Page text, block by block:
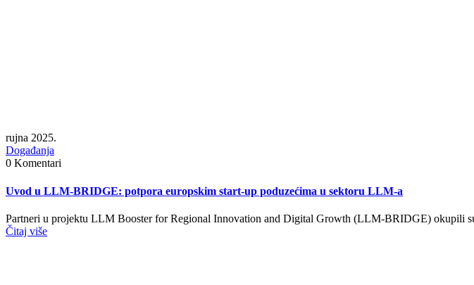
rujna 2025.
Događanja
0 Komentari
Uvod u LLM-BRIDGE: potpora europskim start-up poduzećima u sektoru LLM-a
Partneri u projektu LLM Booster for Regional Innovation and Digital Growth (LLM-BRIDGE) okupili
Čitaj više